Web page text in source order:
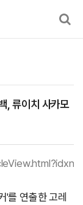
, 류이치 사카모
를 연출한 고레